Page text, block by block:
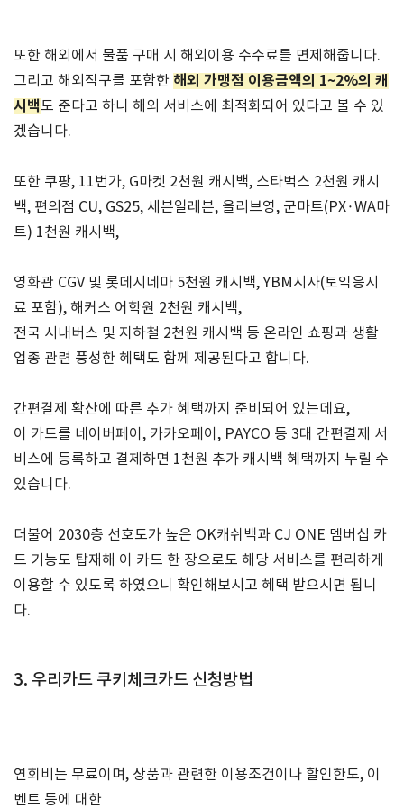
또한 해외에서 물품 구매 시 해외이용 수수료를 면제해줍니다.
그리고 해외직구를 포함한 해외 가맹점 이용금액의 1~2%의 캐
시백도 준다고 하니 해외 서비스에 최적화되어 있다고 볼 수 있
겠습니다.
또한 쿠팡, 11번가, G마켓 2천원 캐시백, 스타벅스 2천원 캐시
백, 편의점 CU, GS25, 세븐일레븐, 올리브영, 군마트(PX·WA마
트) 1천원 캐시백,
영화관 CGV 및 롯데시네마 5천원 캐시백, YBM시사(토익응시
료 포함), 해커스 어학원 2천원 캐시백,
전국 시내버스 및 지하철 2천원 캐시백 등 온라인 쇼핑과 생활
업종 관련 풍성한 혜택도 함께 제공된다고 합니다.
간편결제 확산에 따른 추가 혜택까지 준비되어 있는데요,
이 카드를 네이버페이, 카카오페이, PAYCO 등 3대 간편결제 서
비스에 등록하고 결제하면 1천원 추가 캐시백 혜택까지 누릴 수
있습니다.
더불어 2030층 선호도가 높은 OK캐쉬백과 CJ ONE 멤버십 카
드 기능도 탑재해 이 카드 한 장으로도 해당 서비스를 편리하게
이용할 수 있도록 하였으니 확인해보시고 혜택 받으시면 됩니
다.
3. 우리카드 쿠키 체크카드 신청방법
연회비는 무료이며, 상품과 관련한 이용조건이나 할인한도, 이
벤트 등에 대한